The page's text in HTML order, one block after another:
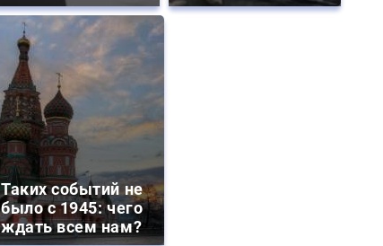
Таких событий не
было с 1945: чего
ждать всем нам?